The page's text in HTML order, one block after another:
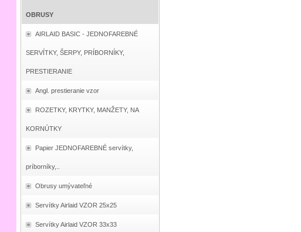
OBRUSY
AIRLAID BASIC - JEDNOFAREBNÉ
SERVÍTKY, ŠERPY, PRÍBORNÍKY,
PRESTIERANIE
Angl. prestieranie vzor
ROZETKY, KRYTKY, MANŽETY, NA
KORNÚTKY
Papier JEDNOFAREBNÉ servítky,
príborníky,..
Obrusy umývateľné
Servítky Airlaid VZOR 25x25
Servítky Airlaid VZOR 33x33